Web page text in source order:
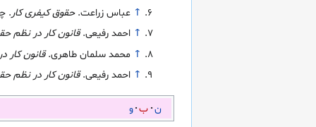
↑ عباس زراعت.حقوق کیفری کار. چاپ
↑ احمد رفیعی.قانون کار در نظم
↑ محمد سلمان طاهری.قانون کار
↑ احمد رفیعی.قانون کار در نظم
ن ب و